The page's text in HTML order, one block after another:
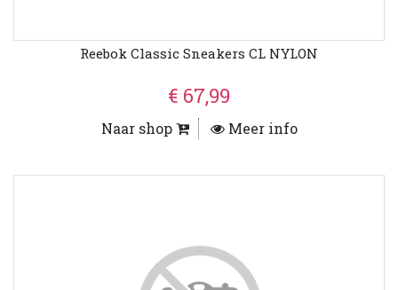
Reebok Classic Sneakers CL NYLON
€ 67,99
Naar shop Meer info